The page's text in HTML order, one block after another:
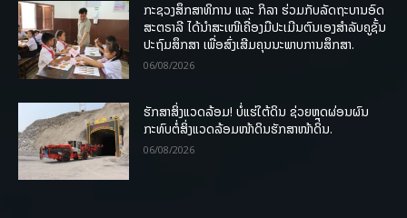
ກະຊວງສຶກສາທິການ ແລະ ກິລາ ຮ່ວມກັບລັດຖະບານອົດ
ສະຕຣາລີ ໄດ້ນຳສະເໜີເຄື່ອງມືປະເມີນຕົນເອງສຳລັບຄູຊັ້ນ
ປະຖົມສຶກສາ ເພື່ອສົ່ງເສີມຄຸນນະພາບການສຶກສາ.
06/08/2026
ຮັກສາສິ່ງແວດລ້ອມ! ບໍ່ແຮ່ໃຕ້ດິນ ຊ່ວຍຫຼຸດຜ່ອນຜົນ
ກະທົບຕໍ່ສິ່ງແວດລ້ອມໜ້າດິນຮັກສາໜ້າດິນ.
06/08/2026